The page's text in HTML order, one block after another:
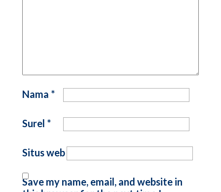
Nama *
Surel *
Situs web
Save my name, email, and website in